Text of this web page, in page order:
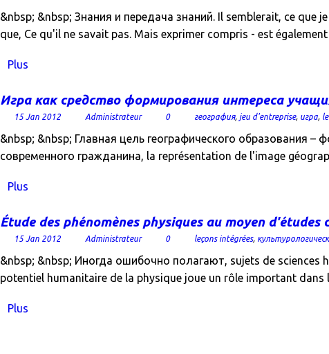
&nbsp; &nbsp; Знания и передача знаний. Il semblerait, ce
que, Ce qu'il ne savait pas. Mais exprimer compris - est
Plus
Игра как средство формирования интереса
15 Jan 2012 Administrateur 0 география, jeu d'entreprise, игра,
&nbsp; &nbsp; Главная цель географического образования
современного гражданина, la représentation de l'image
Plus
Étude des phénomènes physiques au moyen d'études
15 Jan 2012 Administrateur 0 leçons intégrées,
&nbsp; &nbsp; Иногда ошибочно полагают, sujets de sciences
potentiel humanitaire de la physique joue un rôle important
Plus